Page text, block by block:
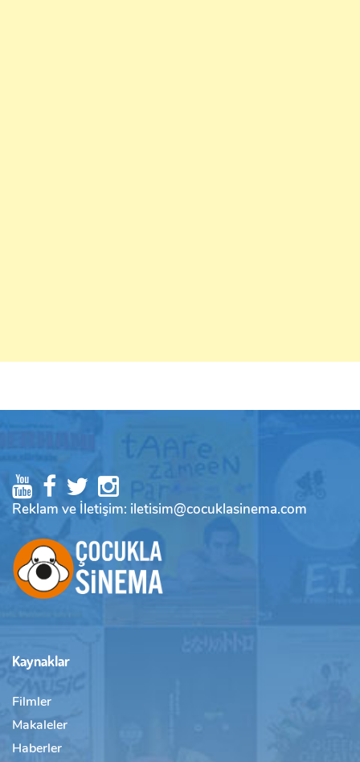
Reklam ve İletişim: iletisim@cocuklasinema.com
Kaynaklar
Filmler
Makaleler
Haberler